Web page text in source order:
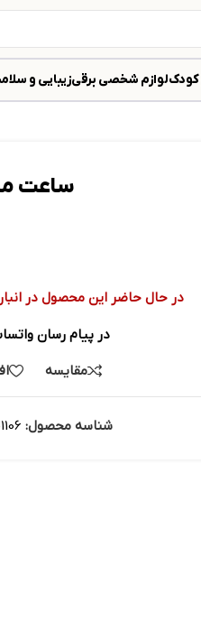
کودکلوازم شخصی برقیزیبایی و
ساعت
در حال حاضر این محصول در
در پیام رسان
مقایسه
شناسه محصول: